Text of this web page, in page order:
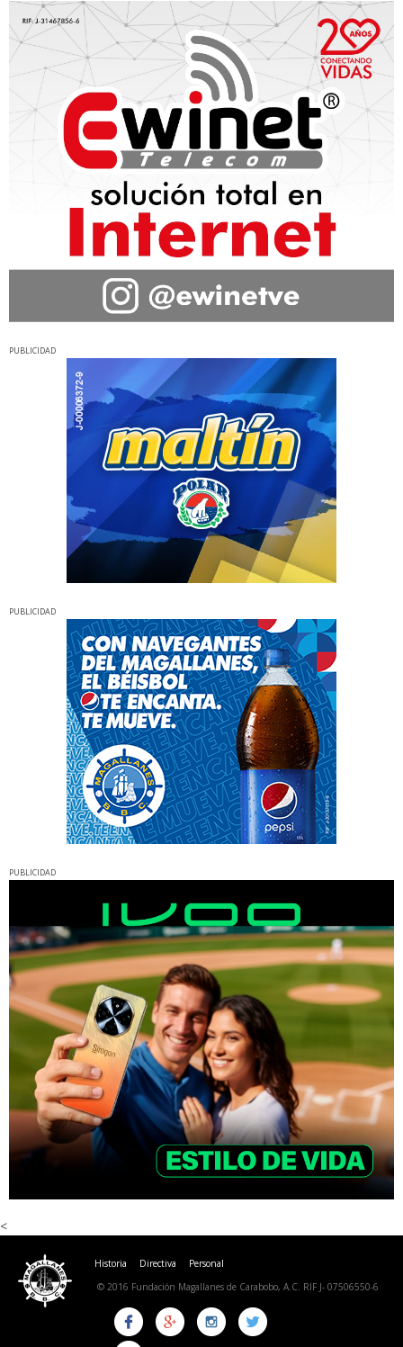
PUBLICIDAD
PUBLICIDAD
PUBLICIDAD
<
Historia Directiva
Personal
© 2016 Fundación Magallanes de Carabobo, A.C. RIF J- 07506550-6